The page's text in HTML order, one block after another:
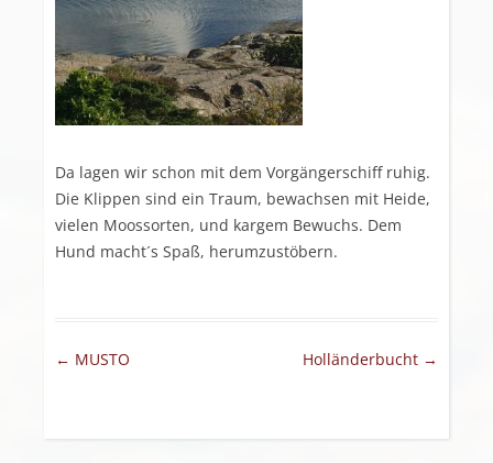
Da lagen wir schon mit dem Vorgängerschiff ruhig.
Die Klippen sind ein Traum, bewachsen mit Heide,
vielen Moossorten, und kargem Bewuchs. Dem
Hund macht´s Spaß, herumzustöbern.
Artikel-Navigation
← MUSTO Holländerbucht →